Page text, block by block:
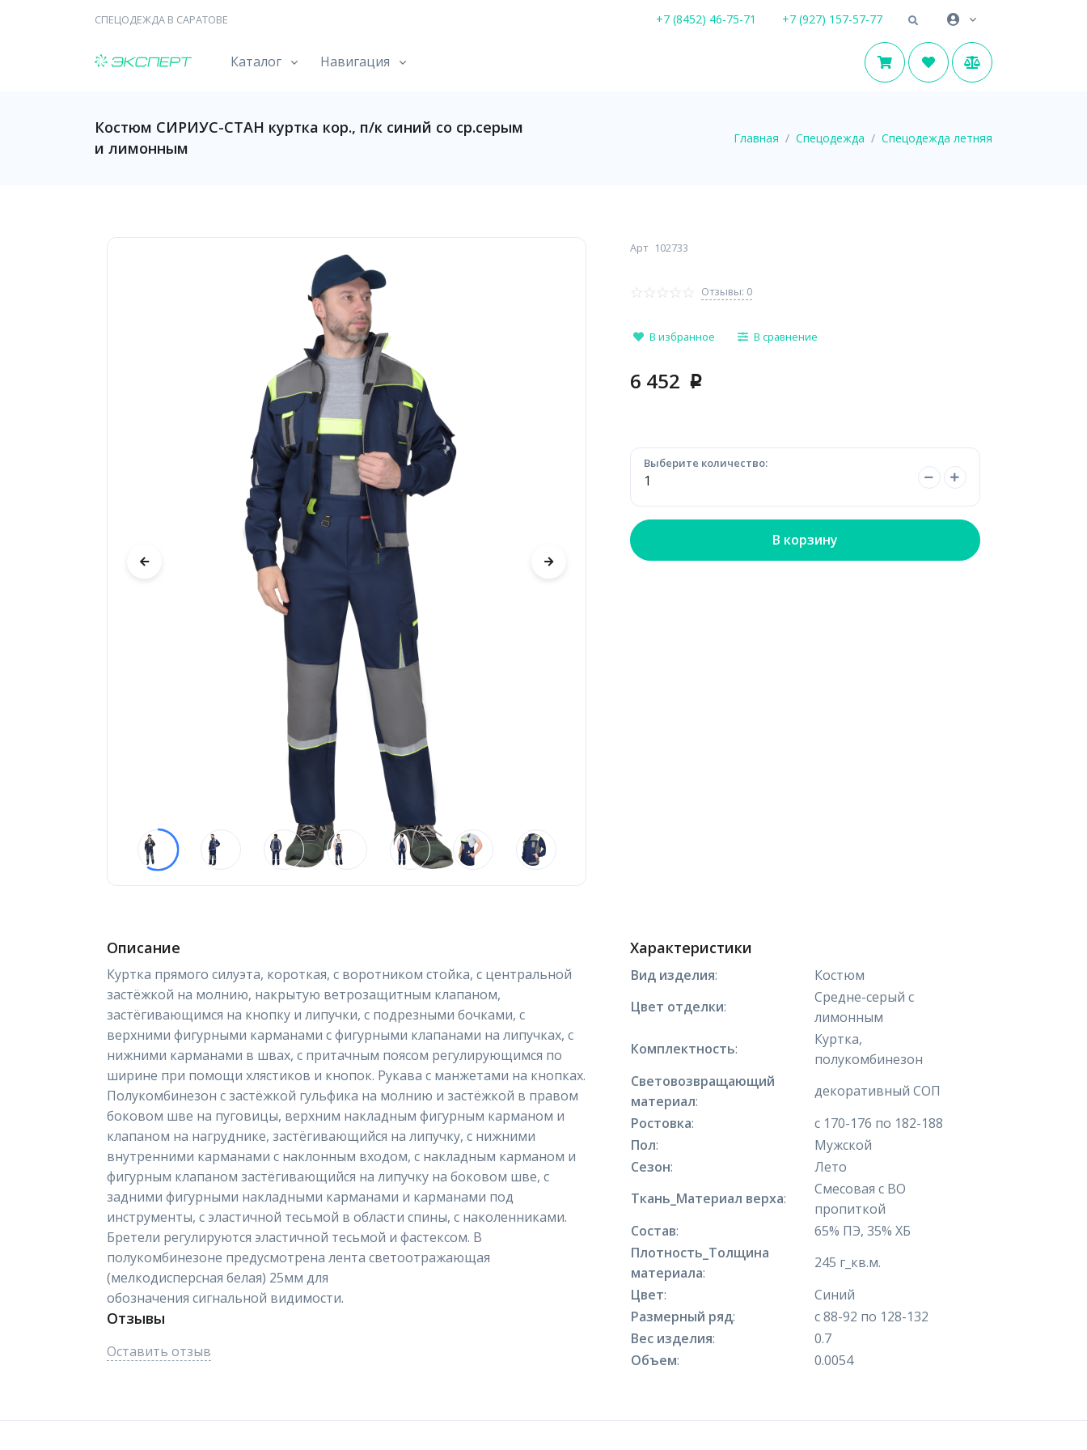
СПЕЦОДЕЖДА В САРАТОВЕ +7 (8452) 46-75-71 +7 (927) 157-57-77
Каталог Навигация
Костюм СИРИУС-СТАН куртка кор., п/к синий со ср.серым
и лимонным
Главная Спецодежда Спецодежда летняя
Арт 102733
Отзывы: 0
В избранное В сравнение
6 452 p
Выберите количество:
В корзину
Описание
Куртка прямого силуэта, короткая, с воротником стойка, с центральной
застёжкой на молнию, накрытую ветрозащитным клапаном,
застёгивающимся на кнопку и липучки, с подрезными бочками, с
верхними фигурными карманами с фигурными клапанами на липучках, с
нижними карманами в швах, с притачным поясом регулирующимся по
ширине при помощи хлястиков и кнопок. Рукава с манжетами на кнопках.
Полукомбинезон с застёжкой гульфика на молнию и застёжкой в правом
боковом шве на пуговицы, верхним накладным фигурным карманом и
клапаном на нагруднике, застёгивающийся на липучку, с нижними
внутренними карманами с наклонным входом, с накладным карманом и
фигурным клапаном застёгивающийся на липучку на боковом шве, с
задними фигурными накладными карманами и карманами под
инструменты, с эластичной тесьмой в области спины, с наколенниками.
Бретели регулируются эластичной тесьмой и фастексом. В
полукомбинезоне предусмотрена лента светоотражающая
(мелкодисперсная белая) 25мм для
обозначения сигнальной видимости.
Отзывы
Оставить отзыв
Характеристики
Вид изделия:
Костюм
Цвет отделки:
Средне-серый с
лимонным
Комплектность:
Куртка,
полукомбинезон
Световозвращающий
материал:
декоративный СОП
Ростовка:
с 170-176 по 182-188
Пол:
Мужской
Сезон:
Лето
Ткань_Материал верха:
Смесовая с ВО
пропиткой
Состав:
65% ПЭ, 35% ХБ
Плотность_Толщина
материала:
245 г_кв.м.
Цвет:
Синий
Размерный ряд:
с 88-92 по 128-132
Вес изделия:
0.7
Объем: 0.0054